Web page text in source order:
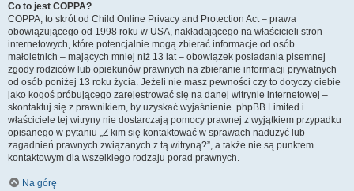
Co to jest COPPA?
COPPA, to skrót od Child Online Privacy and Protection Act – prawa
obowiązującego od 1998 roku w USA, nakładającego na właścicieli stron
internetowych, które potencjalnie mogą zbierać informacje od osób
małoletnich – mających mniej niż 13 lat – obowiązek posiadania pisemnej
zgody rodziców lub opiekunów prawnych na zbieranie informacji prywatnych
od osób poniżej 13 roku życia. Jeżeli nie masz pewności czy to dotyczy ciebie
jako kogoś próbującego zarejestrować się na danej witrynie internetowej –
skontaktuj się z prawnikiem, by uzyskać wyjaśnienie. phpBB Limited i
właściciele tej witryny nie dostarczają pomocy prawnej z wyjątkiem przypadku
opisanego w pytaniu „Z kim się kontaktować w sprawach nadużyć lub
zagadnień prawnych związanych z tą witryną?”, a także nie są punktem
kontaktowym dla wszelkiego rodzaju porad prawnych.
Na górę